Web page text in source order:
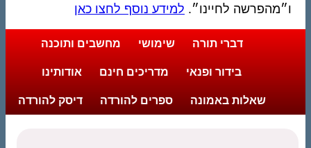
ו״מהפרשה לחיינו״. למידע נוסף לחצו כאן
דברי תורה שימושי מחשבים ותוכנה
בידור ופנאי מדריכים חינם אודותינו
שאלות באמונה ספרים להורדה דיסק להורדה